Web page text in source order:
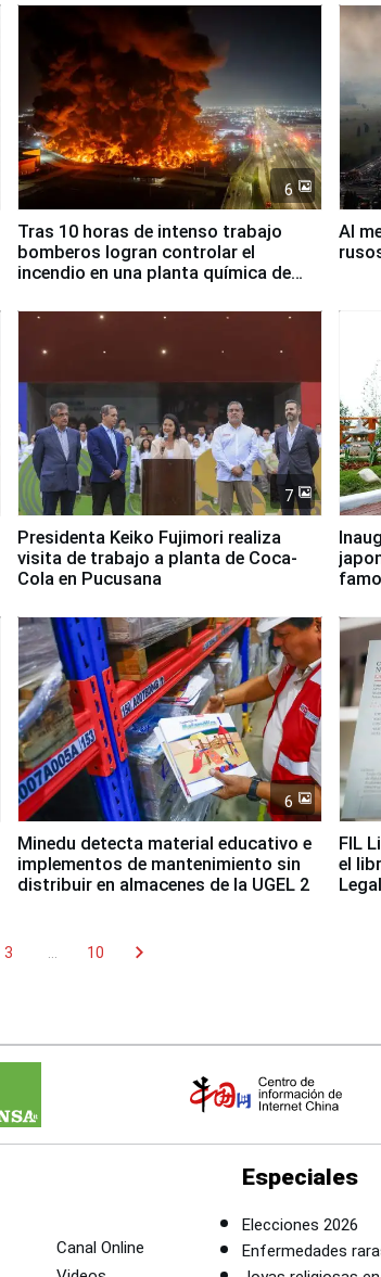
6
Tras 10 horas de intenso trabajo
bomberos logran controlar el
incendio en una planta química de
Al
7
Presidenta Keiko Fujimori realiza
visita de trabajo a planta de Coca-
Cola en Pucusana
6
Minedu detecta material educativo e
implementos de mantenimiento sin
distribuir en almacenes de la UGEL 2
FIL
el
3 10 chevron_right
Canal Online
Especiales
Elecciones 2026
Enfermedades